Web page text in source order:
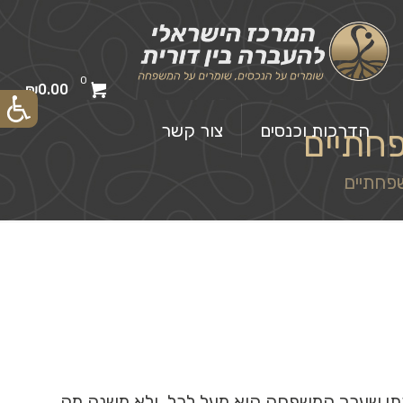
הדרכות וכנסים צור קשר
0
₪0.00